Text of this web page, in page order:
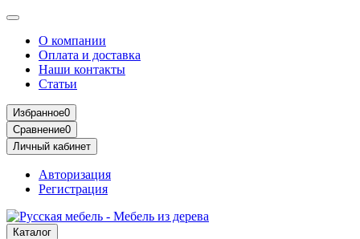
О компании
Оплата и доставка
Наши контакты
Статьи
Избранное0
Сравнение0
Личный кабинет
Авторизация
Регистрация
Каталог